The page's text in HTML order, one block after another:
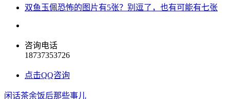
双鱼玉佩恐怖的图片有5张？别逗了，也有可能有七张
咨询电话
18737353726
点击QQ咨询
闲话茶余饭后那些事儿